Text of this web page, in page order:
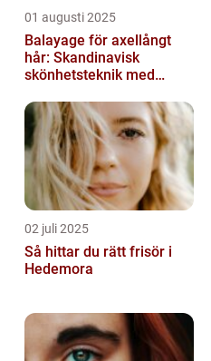
01 augusti 2025
Balayage för axellångt
hår: Skandinavisk
skönhetsteknik med
02 juli 2025
Så hittar du rätt frisör i
Hedemora